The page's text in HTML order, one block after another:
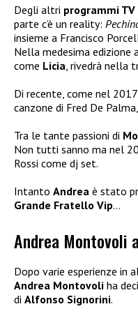
Degli altri programmi TV
parte c’è un reality:
insieme a Francisco
Nella medesima edizione
come Licia, rivedrà nella
Di recente, come nel
canzone di Fred De Palma,
Tra le tante passioni di
Non tutti sanno ma nel
Rossi come dj set.
Intanto Andrea è stato
Grande Fratello Vip…
Andrea Montovoli
Dopo varie esperienze in
Andrea Montovoli ha
di Alfonso Signorini.